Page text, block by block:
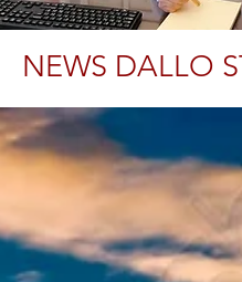
NEWS DALLO